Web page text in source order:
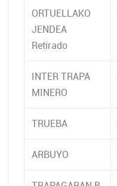
ORTUELLAKO
JENDEA
Retirado
INTER TRAPA
MINERO
TRUEBA
ARBUYO